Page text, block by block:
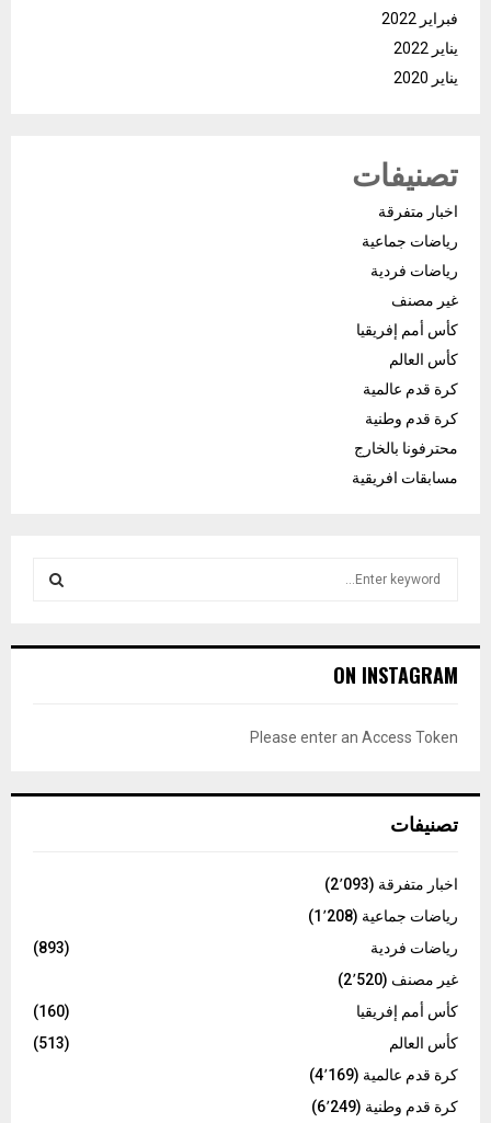
فبراير 2022
يناير 2022
يناير 2020
تصنيفات
اخبار متفرقة
رياضات جماعية
رياضات فردية
غير مصنف
كأس أمم إفريقيا
كأس العالم
كرة قدم عالمية
كرة قدم وطنية
محترفونا بالخارج
مسابقات افريقية
h
o
C
ON INSTAGRAM
Please enter an Access Token
تصنيفات
اخبار متفرقة (2٬093)
رياضات جماعية (1٬208)
رياضات فردية
(893)
غير مصنف (2٬520)
كأس أمم إفريقيا
(160)
كأس العالم
(513)
كرة قدم عالمية (4٬169)
كرة قدم وطنية (6٬249)